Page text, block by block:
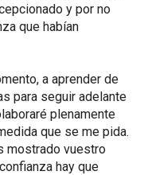
y por no
que habían
a aprender de
para seguir adelante
plenamente
que se me pida.
mostrado vuestro
hay que